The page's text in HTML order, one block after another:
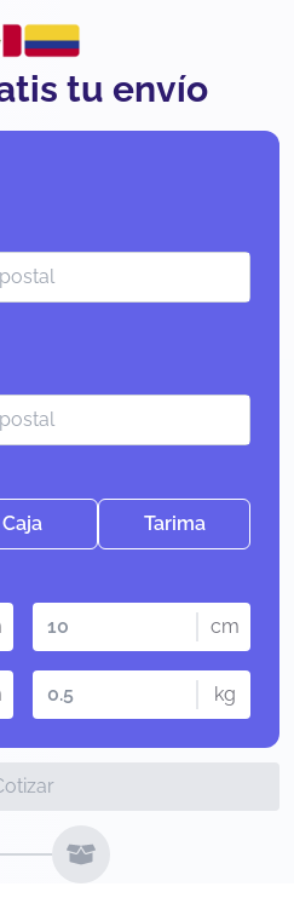
tu envío
Caja Tarima
cm
kg